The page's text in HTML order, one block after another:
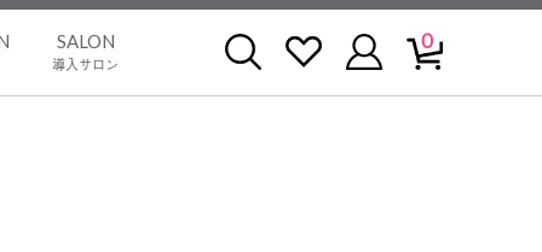
SALON
導入サロン
0